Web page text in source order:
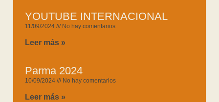
YOUTUBE INTERNACIONAL
11/09/2024 No hay comentarios
Leer más »
Parma 2024
10/09/2024 No hay comentarios
Leer más »